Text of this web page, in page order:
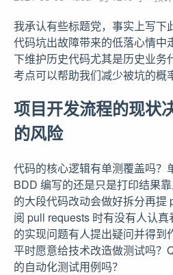
我承认有些标题党，事实上写下
代码坑出故障带来的低落心情中
下维护历史代码尤其是历史业务
考点可以帮助我们减少被坑的概
项目开发流程的现状
的风险
代码的核心逻辑有单测覆盖吗？
BDD 编写的还是只是打印结果
的大段代码改动会做好拆分再提
阅 pull requests 时有没有人认
的实现问题有人提出疑问并得到
平时愿意给技术改造做测试吗？
的自动化测试用例吗？